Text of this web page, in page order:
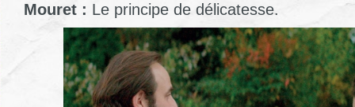
Mouret : Le principe de délicatesse.